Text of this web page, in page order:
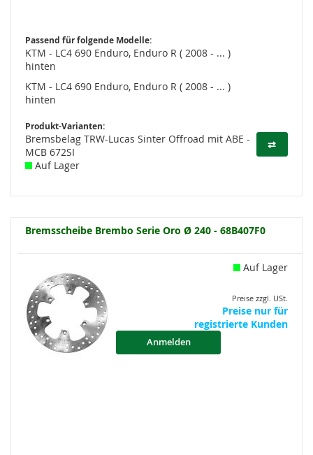
Passend für folgende Modelle:
KTM - LC4 690 Enduro, Enduro R ( 2008 - ... )
hinten
KTM - LC4 690 Enduro, Enduro R ( 2008 - ... )
hinten
Produkt-Varianten:
⇄
Bremsbelag TRW-Lucas Sinter Offroad mit ABE -
MCB 672SI
Auf Lager
Bremsscheibe Brembo Serie Oro Ø 240 - 68B407F0
Auf Lager
Preise zzgl. USt.
Preise nur für
registrierte Kunden
Anmelden